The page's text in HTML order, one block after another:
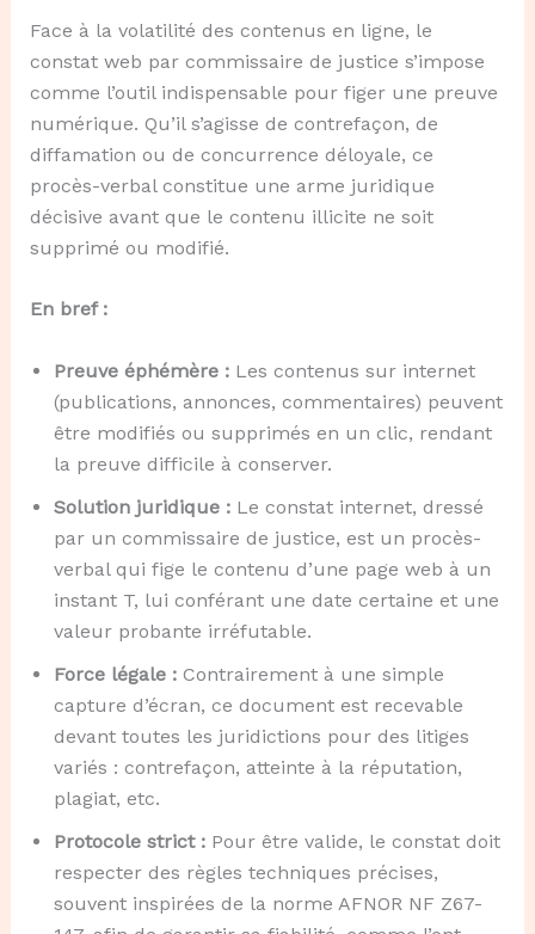
Face à la volatilité des contenus en ligne, le
constat web par commissaire de justice s’impose
comme l’outil indispensable pour figer une preuve
numérique. Qu’il s’agisse de contrefaçon, de
diffamation ou de concurrence déloyale, ce
procès-verbal constitue une arme juridique
décisive avant que le contenu illicite ne soit
supprimé ou modifié.
En bref :
Preuve éphémère :Les contenus sur internet
(publications, annonces, commentaires) peuvent
être modifiés ou supprimés en un clic, rendant
la preuve difficile à conserver.
Solution juridique :Le constat internet, dressé
par un commissaire de justice, est un procès-
verbal qui fige le contenu d’une page web à un
instant T, lui conférant une date certaine et une
valeur probante irréfutable.
Force légale :Contrairement à une simple
capture d’écran, ce document est recevable
devant toutes les juridictions pour des litiges
variés : contrefaçon, atteinte à la réputation,
plagiat, etc.
Protocole strict :Pour être valide, le constat doit
respecter des règles techniques précises,
souvent inspirées de la norme AFNOR NF Z67-